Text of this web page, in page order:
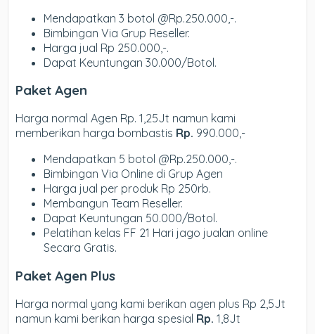
Mendapatkan 3 botol @Rp.250.000,-.
Bimbingan Via Grup Reseller.
Harga jual Rp 250.000,-.
Dapat Keuntungan 30.000/Botol.
Paket Agen
Harga normal Agen Rp. 1,25Jt namun kami
memberikan harga bombastis Rp. 990.000,-
Mendapatkan 5 botol @Rp.250.000,-.
Bimbingan Via Online di Grup Agen
Harga jual per produk Rp 250rb.
Membangun Team Reseller.
Dapat Keuntungan 50.000/Botol.
Pelatihan kelas FF 21 Hari jago jualan online
Secara Gratis.
Paket Agen Plus
Harga normal yang kami berikan agen plus Rp 2,5Jt
namun kami berikan harga spesial Rp. 1,8Jt